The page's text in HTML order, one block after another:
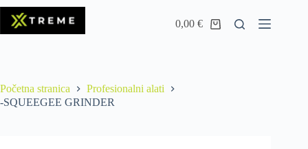
0,00€
Početna stranica
Profesionalni alati
-SQUEEGEE GRINDER